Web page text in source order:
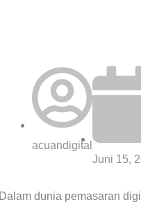
acuandigital
Juni 15,
Dalam dunia pemasaran